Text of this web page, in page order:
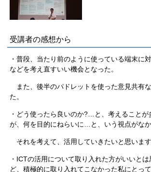
受講者の感想から
・普段、当たり前のように使っている端末に
などを考え直すいい機会となった。
また、後半のパドレットを使った意見共有
た。
・どう使ったら良いのか?…と、考えることが
が、何を目的にねらいに…と、いう視点がなか
それを考えて、活用していきたいと思いま
・ICTの活用について取り入れた方がいいと
ど、積極的に取り入れてこなかった私にとっ